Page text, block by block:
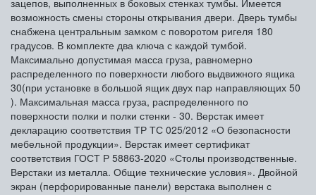
возможность смены стороны открывания двери. Дверь тумбы
снабжена центральным замком с поворотом ригеля 180
градусов. В комплекте два ключа с каждой тумбой.
Максимально допустимая масса груза, равномерно
распределенного по поверхности любого выдвижного ящика
30(при установке в большой ящик двух пар направляющих 50
). Максимальная масса груза, распределенного по
поверхности полки и полки стенки - 30. Верстак имеет
декларацию соответствия ТР ТС 025/2012 «О безопасности
мебельной продукции». Верстак имеет сертификат
соответствия ГОСТ Р 58863-2020 «Столы производственные.
Верстаки из металла. Общие технические условия». Двойной
экран (перфорированные панели) верстака выполнен с